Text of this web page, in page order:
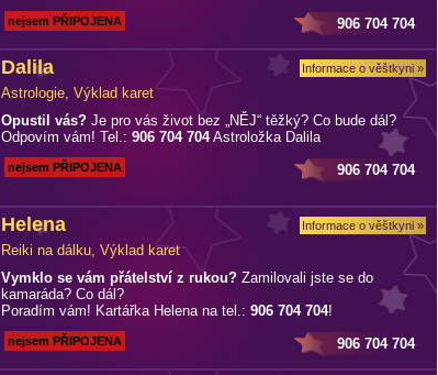
nejsem PŘIPOJENA 906 704 704
Dalila
Astrologie, Výklad karet
Informace o věštkyni »
Opustil vás? Je pro vás život bez „NĚJ“ těžký? Co bude dál?
Odpovím vám! Tel.: 906 704 704Astroložka Dalila
nejsem PŘIPOJENA 906 704 704
Helena
Reiki na dálku, Výklad karet
Informace o věštkyni »
Vymklo se vám přátelství z rukou? Zamilovali jste se do
kamaráda? Co dál?
Poradím vám! Kartářka Helena na tel.: 906 704 704!
nejsem PŘIPOJENA 906 704 704